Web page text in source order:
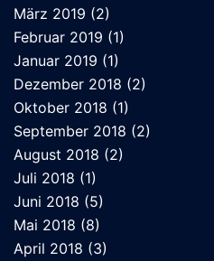
März 2019 (2)
Februar 2019 (1)
Januar 2019 (1)
Dezember 2018 (2)
Oktober 2018 (1)
September 2018 (2)
August 2018 (2)
Juli 2018 (1)
Juni 2018 (5)
Mai 2018 (8)
April 2018 (3)